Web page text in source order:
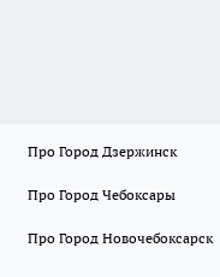
Про Город Дзержинск
Про Город Чебоксары
Про Город Новочебоксарск